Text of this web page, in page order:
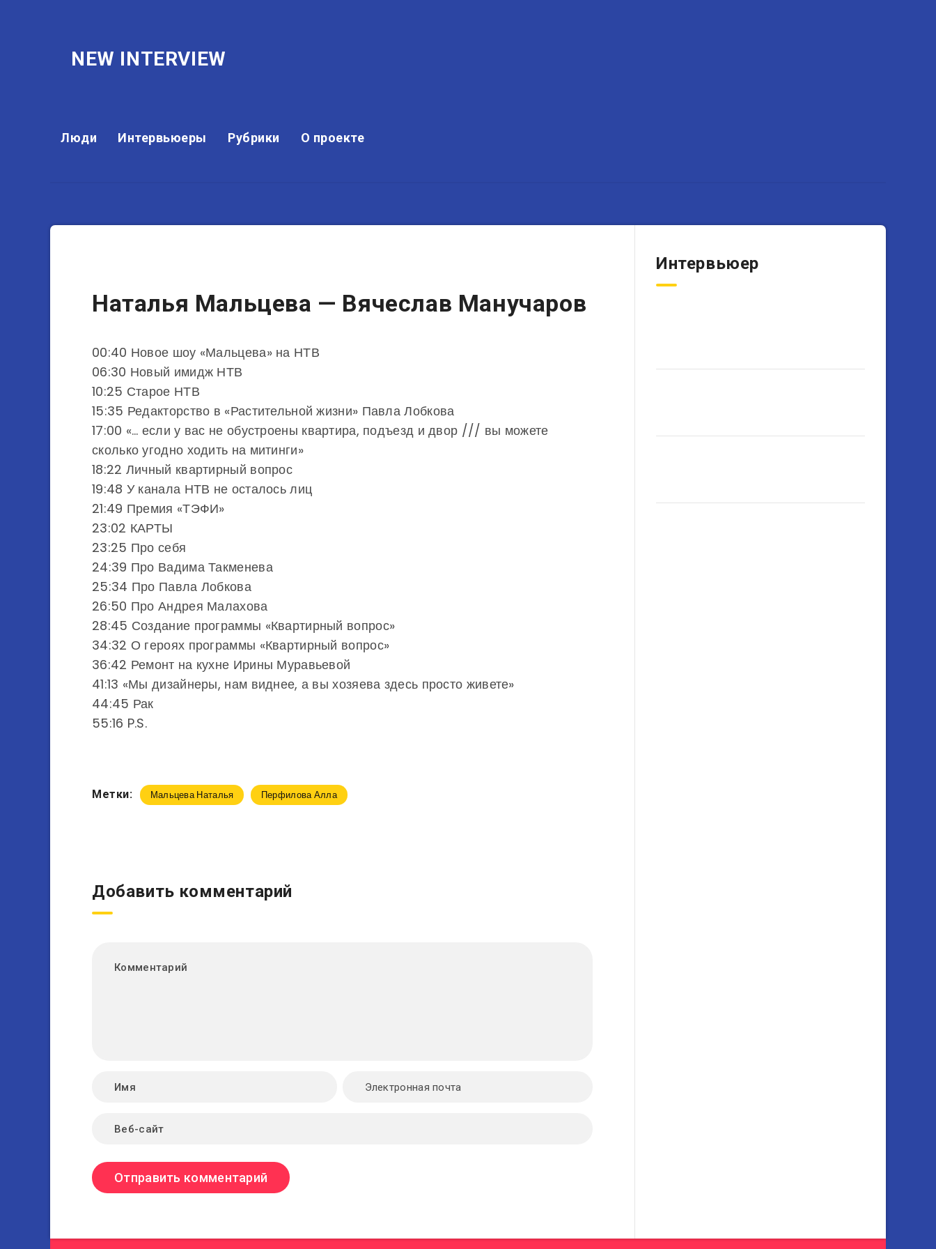
NEW INTERVIEW
Люди Интервьюеры Рубрики О проекте
Наталья Мальцева — Вячеслав Манучаров
00:40 Новое шоу «Мальцева» на НТВ
06:30 Новый имидж НТВ
10:25 Старое НТВ
15:35 Редакторство в «Растительной жизни» Павла Лобкова
17:00 «… если у вас не обустроены квартира, подъезд и двор /// вы можете
сколько угодно ходить на митинги»
18:22 Личный квартирный вопрос
19:48 У канала НТВ не осталось лиц
21:49 Премия «ТЭФИ»
23:02 КАРТЫ
23:25 Про себя
24:39 Про Вадима Такменева
25:34 Про Павла Лобкова
26:50 Про Андрея Малахова
28:45 Создание программы «Квартирный вопрос»
34:32 О героях программы «Квартирный вопрос»
36:42 Ремонт на кухне Ирины Муравьевой
41:13 «Мы дизайнеры, нам виднее, а вы хозяева здесь просто живете»
44:45 Рак
55:16 P.S.
Метки: Мальцева Наталья Перфилова Алла
Добавить комментарий
Интервьюер